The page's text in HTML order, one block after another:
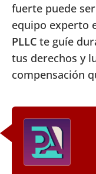
fuerte puede
equipo experto
PLLC te guíe
tus derechos y
compensación